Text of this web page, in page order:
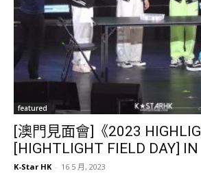
featured
[澳門見面會]《2023
[HIGHTLIGHT FIELD DAY] IN
K-Star HK - 16 5 月, 2023